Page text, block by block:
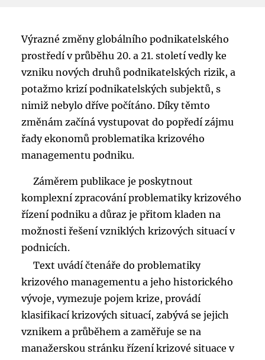
Výrazné změny globálního podnikatelského
prostředí v průběhu 20. a 21. století vedly ke
vzniku nových druhů podnikatelských rizik, a
potažmo krizí podnikatelských subjektů, s
nimiž nebylo dříve počítáno. Díky těmto
změnám začíná vystupovat do popředí zájmu
řady ekonomů problematika krizového
managementu podniku.
Záměrem publikace je poskytnout
komplexní zpracování problematiky krizového
řízení podniku a důraz je přitom kladen na
možnosti řešení vzniklých krizových situací v
podnicích.
Text uvádí čtenáře do problematiky
krizového managementu a jeho historického
vývoje, vymezuje pojem krize, provádí
klasifikací krizových situací, zabývá se jejich
vznikem a průběhem a zaměřuje se na
manažerskou stránku řízení krizové situace v